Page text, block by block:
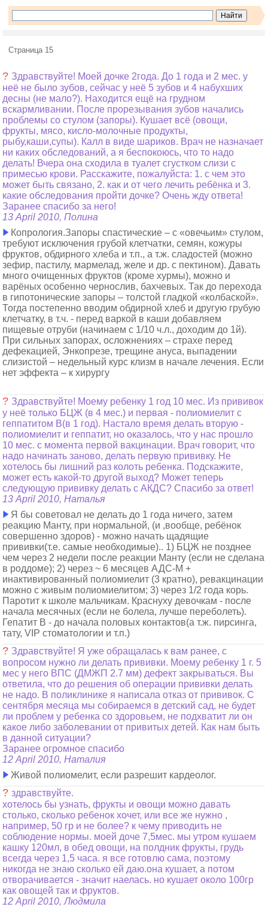
Страница 15
? Здравствуйте! Моей дочке 2года. До 1 года и 2 мес. у
неё не было зубов, сейчас у неё 5 зубов и 4 набухших
десны (не мало?). Находится ещё на грудном
вскармливании. После прорезывания зубов начались
проблемы со стулом (запоры). Кушает всё (овощи,
фрукты, мясо, кисло-молочные продукты,
рыбу,каши,супы). Калл в виде шариков. Врач не назначает
ни каких обследований, а я беспокоюсь, что то надо
делать! Вчера она сходила в туалет сгустком слизи с
примесью крови. Расскажите, пожалуйста: 1. с чем это
может быть связано, 2. как и от чего лечить ребёнка и 3.
какие обследования пройти дочке? Очень жду ответа!
Заранее спасибо за него!
13 April 2010, Полина
Копрология.Запоры спастические – с «овечьим» стулом,
требуют исключения грубой клетчатки, семян, кожуры
фруктов, обдирного хлеба и т.п., а т.ж. сладостей (можно
зефир, пастилу, мармелад, желе и др. с пектином). Давать
много очищенных фруктов (кроме хурмы), можно и
варёных особенно чернослив, бахчевых. Так до перехода
в гипотонические запоры – толстой гладкой «колбаской».
Тогда постепенно вводим обдирной хлеб и другую грубую
клетчатку, в т.ч. - перед варкой в каши добавляем
пищевые отруби (начинаем с 1/10 ч.л., доходим до 1й).
При сильных запорах, осложнениях – страхе перед
дефекацией, Энкопрезе, трещине ануса, выпадении
слизистой – недельный курс клизм в начале лечения. Если
нет эффекта – к хирургу
? Здравствуйте! Моему ребенку 1 год 10 мес. Из прививок
у неё только БЦЖ (в 4 мес.) и первая - полиомиелит с
геппатитом В(в 1 год). Настало время делать вторую -
полиомиелит и геппатит, но оказалось, что у нас прошло
10 мес. с момента первой вакцинации. Врач говорит, что
надо начинать заново, делать первую прививку. Не
хотелось бы лишний раз колоть ребенка. Подскажите,
может есть какой-то другой выход? Может теперь
следующую прививку делать с АКДС? Спасибо за ответ!
13 April 2010, Наталья
Я бы советовал не делать до 1 года ничего, затем
реакцию Манту, при нормальной, (и ,вообще, ребёнок
совершенно здоров) - можно начать щадящие
прививки(т.е. самые необходимые).. 1) БЦЖ не позднее
чем через 2 недели после реакции Манту (если не сделана
в роддоме); 2) через ~ 6 месяцев АДС-М +
инактивированный полиомиелит (3 кратно), ревакцинации
можно с живым полиомиелитом; 3) через 1/2 года корь.
Паротит к школе мальчикам. Краснуху девочкам - после
начала месячных (если не болела, лучше переболеть).
Гепатит В - до начала половых контактов(а т.ж. пирсинга,
тату, VIP стоматологии и т.п.)
? Здравствуйте! Я уже обращалась к вам ранее, с
вопросом нужно ли делать прививки. Моему ребенку 1 г. 5
мес у него ВПС (ДМЖП 2.7 мм) дефект закрываться. Вы
ответила, что до решения об операции прививки делать
не надо. В поликлинике я написала отказ от прививок. С
сентября месяца мы собираемся в детский сад, не будет
ли проблем у ребенка со здоровьем, не подхватит ли он
какое либо заболевании от привитых детей. Как нам быть
в данной ситуации?
Заранее огромное спасибо
12 April 2010, Наталия
Живой полиомелит, если разрешит кардеолог.
?здравствуйте.
хотелось бы узнать, фрукты и овощи можно давать
столько, сколько ребенок хочет, или все же нужно ,
например, 50 гр и не более? к чему приводить не
соблюдение нормы. моей доче 7,5мес. мы утром кушаем
кашку 120мл, в обед овощи, на полдник фрукты, грудь
всегда через 1,5 часа. я все готовлю сама, поэтому
никогда не знаю сколько ей даю.она кушает, а потом
отворачивается - значит наелась. но кушает около 100гр
как овощей так и фруктов.
12 April 2010, Людмила